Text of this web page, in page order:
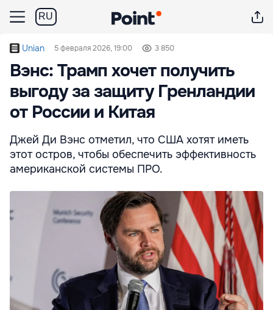
RU
Unian 5 февраля 2026, 19:00 3 850
Вэнс: Трамп хочет получить
выгоду за защиту Гренландии
от России и Китая
Джей Ди Вэнс отметил, что США хотят иметь
этот остров, чтобы обеспечить эффективность
американской системы ПРО.